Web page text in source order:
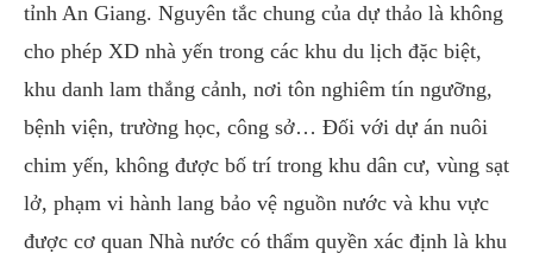
tỉnh An Giang. Nguyên tắc chung của dự thảo là không
cho phép XD nhà yến trong các khu du lịch đặc biệt,
khu danh lam thắng cảnh, nơi tôn nghiêm tín ngưỡng,
bệnh viện, trường học, công sở… Đối với dự án nuôi
chim yến, không được bố trí trong khu dân cư, vùng sạt
lở, phạm vi hành lang bảo vệ nguồn nước và khu vực
được cơ quan Nhà nước có thẩm quyền xác định là khu